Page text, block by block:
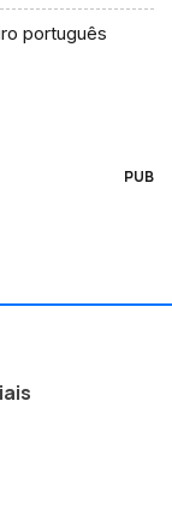
português
PUB